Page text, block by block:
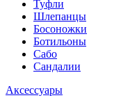
Туфли
Шлепанцы
Босоножки
Ботильоны
Сабо
Сандалии
Аксессуары